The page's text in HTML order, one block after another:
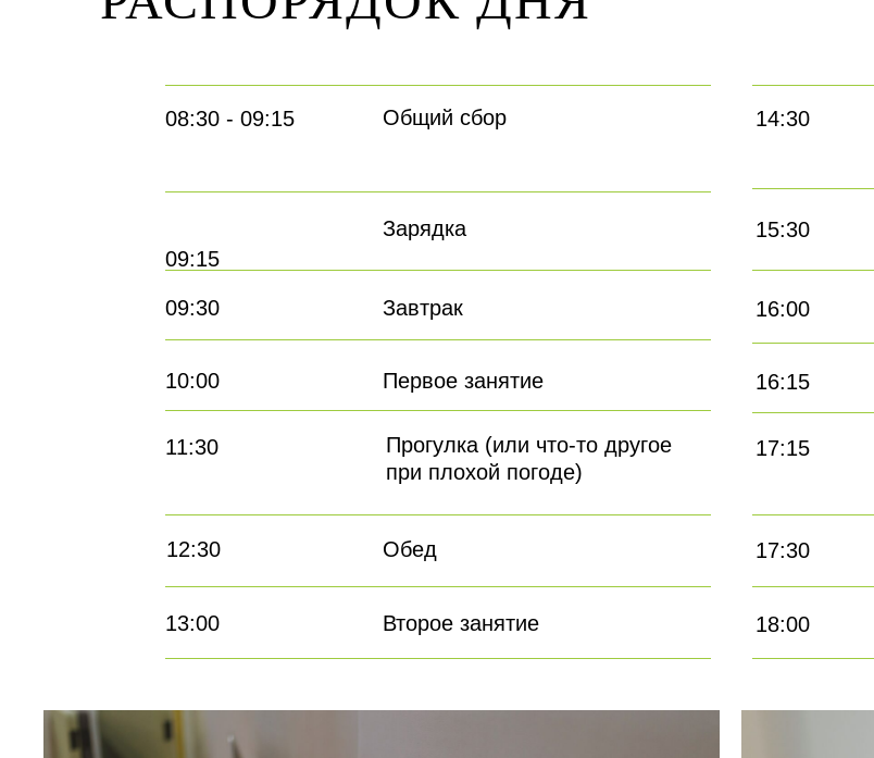
18:00
17:15
17:30
16:15
16:00
14:30
15:30
08:30 - 09:15 Общий сбор
11:30
Прогулка (или что-то другое
при плохой погоде)
13:00 Второе занятие
12:30 Обед
10:00 Первое занятие
09:30 Завтрак
09:15
Зарядка